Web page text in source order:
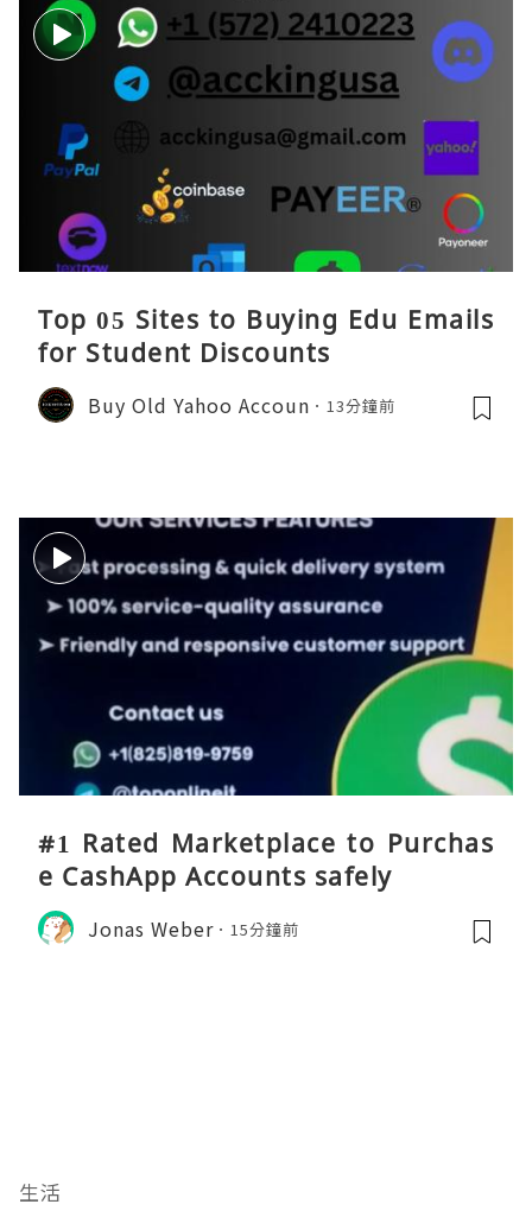
Top 05 Sites to Buying Edu Emails
for Student Discounts
Buy Old Yahoo Accoun 13分鐘前
#1 Rated Marketplace to Purchas
e CashApp Accounts safely
Jonas Weber 15分鐘前
生活